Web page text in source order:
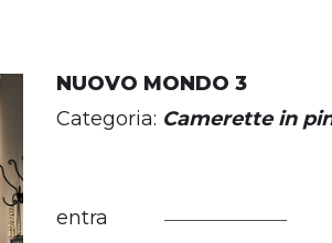
NUOVO MONDO 3
Categoria: Camerette in
entra